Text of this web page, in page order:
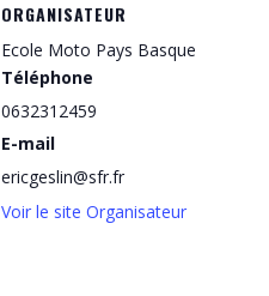
ORGANISATEUR
Ecole Moto Pays Basque
Téléphone
0632312459
E-mail
ericgeslin@sfr.fr
Voir le site Organisateur